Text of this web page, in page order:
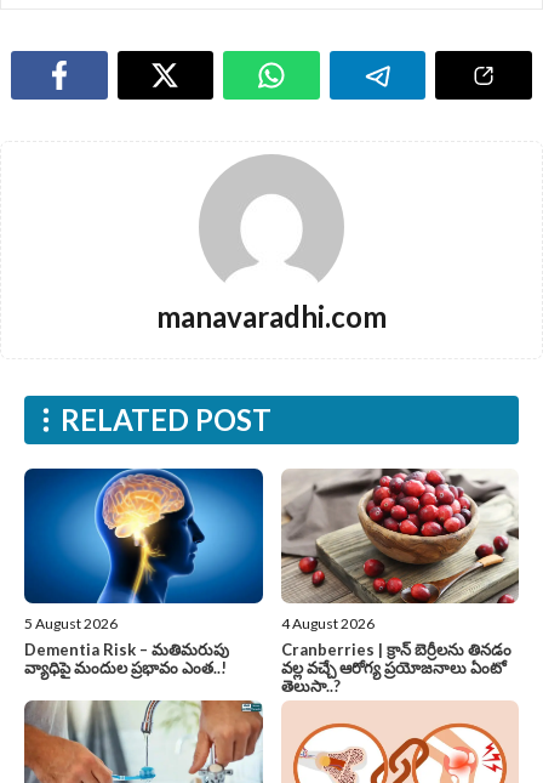
manavaradhi.com
RELATED POST
5 August 2026
Dementia Risk – మతిమరుపు
వ్యాధిపై మందుల ప్రభావం ఎంత..!
4 August 2026
Cranberries | క్రాన్ బెర్రీల‌ను తిన‌డం
వ‌ల్ల వచ్చే ఆరోగ్య ప్రయోజనాలు ఏంటో
తెలుసా..?